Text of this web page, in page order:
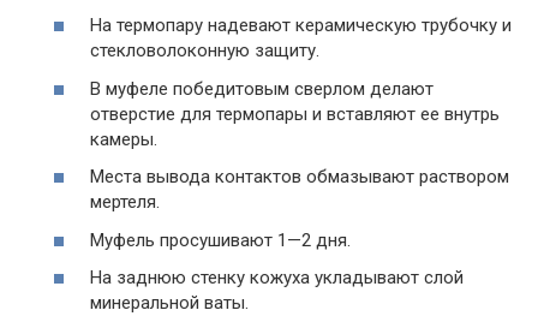
На термопару надевают керамическую трубочку и
стекловолоконную защиту.
В муфеле победитовым сверлом делают
отверстие для термопары и вставляют ее внутрь
камеры.
Места вывода контактов обмазывают раствором
мертеля.
Муфель просушивают 1—2 дня.
На заднюю стенку кожуха укладывают слой
минеральной ваты.